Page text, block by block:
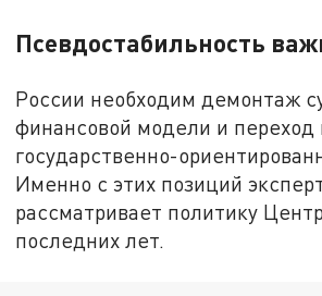
Псевдостабильность
России необходим демонтаж
финансовой модели и переход
государственно-
Именно с этих позиций
рассматривает политику
последних лет.